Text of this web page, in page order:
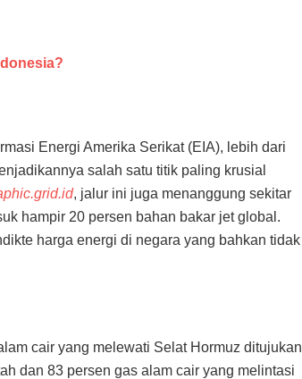
Energi Amerika Serikat (EIA), lebih dari
salah satu titik paling krusial
, jalur ini juga menanggung sekitar
hampir 20 persen bahan bakar jet global.
harga energi di negara yang bahkan tidak
cair yang melewati Selat Hormuz ditujukan
dan 83 persen gas alam cair yang melintasi